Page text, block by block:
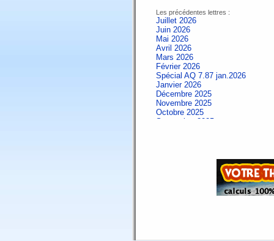
Les précédentes lettres :
Juillet 2026
Juin 2026
Mai 2026
Avril 2026
Mars 2026
Février 2026
Spécial AQ 7.87 jan.2026
Janvier 2026
Décembre 2025
Novembre 2025
Octobre 2025
Septembre 2025
Spécial AQ 7.84 jan.2025